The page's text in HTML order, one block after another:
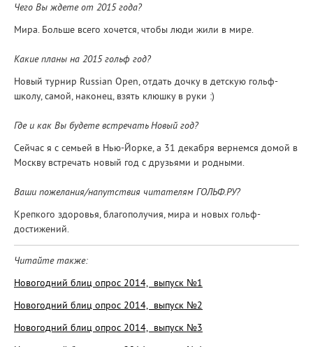
Чего Вы ждете от 2015 года?
Мира. Больше всего хочется, чтобы люди жили в мире.
Какие планы на 2015 гольф год?
Новый турнир Russian Open, отдать дочку в детскую гольф-
школу, самой, наконец, взять клюшку в руки :)
Где и как Вы будете встречать Новый год?
Сейчас я с семьей в Нью-Йорке, а 31 декабря вернемся домой в
Москву встречать новый год с друзьями и родными.
Ваши пожелания/напутствия читателям ГОЛЬФ.РУ?
Крепкого здоровья, благополучия, мира и новых гольф-
достижений.
Читайте также:
Новогодний блиц опрос 2014, выпуск №1
Новогодний блиц опрос 2014, выпуск №2
Новогодний блиц опрос 2014, выпуск №3